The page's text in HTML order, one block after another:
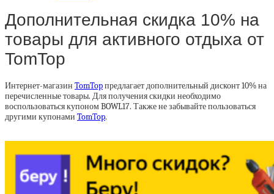
Дополнительная скидка 10% на
товары для активного отдыха от
TomTop
Интернет-магазин TomTopпредлагает дополнительный дисконт 10% на
перечисленные товары. Для получения скидки необходимо
воспользоваться купоном BOWL17. Также не забывайте пользоваться
другими купонами TomTop.